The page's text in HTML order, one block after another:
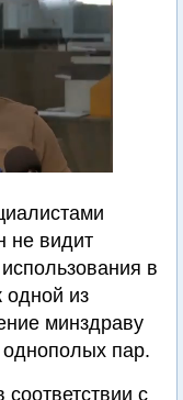
не видит
в
одной из
минздраву
однополых пар.
соответствии с